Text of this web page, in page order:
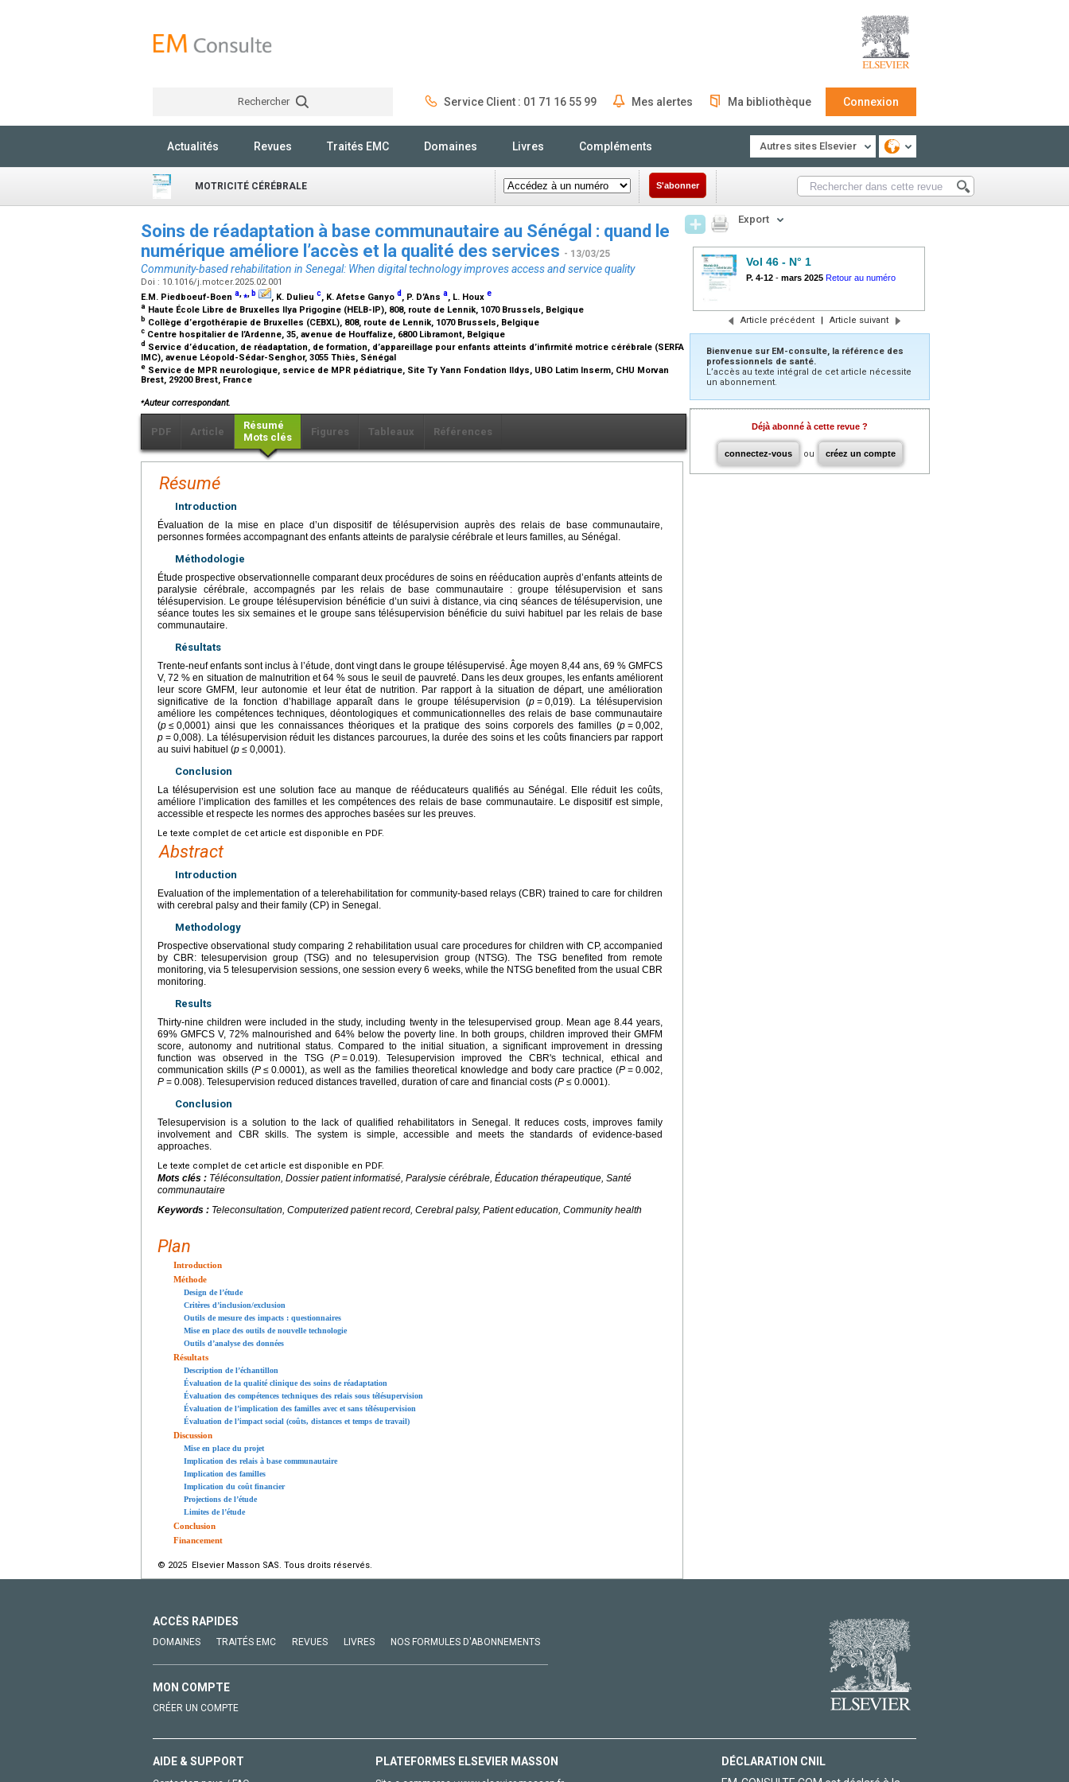
Rechercher Service Client : 01 71 16 55 99 Mes alertes Ma bibliothèque Connexion
Actualités Revues Traités EMC Domaines Livres Compléments Autres sites Elsevier
MOTRICITÉ CÉRÉBRALE S'abonner
Soins de réadaptation à base communautaire au Sénégal : quand le
numérique améliore l’accès et la qualité des services - 13/03/25
Community-based rehabilitation in Senegal: When digital technology improves access and service quality
Doi : 10.1016/j.motcer.2025.02.001
E.M. Piedboeuf-Boen a,⁎, b , K. Dulieu c, K. Afetse Ganyo d , P. D’Ans a, L. Houx e
a Haute École Libre de Bruxelles Ilya Prigogine (HELB-IP), 808, route de Lennik, 1070 Brussels, Belgique
b Collège d’ergothérapie de Bruxelles (CEBXL), 808, route de Lennik, 1070 Brussels, Belgique
c Centre hospitalier de l’Ardenne, 35, avenue de Houffalize, 6800 Libramont, Belgique
d Service d’éducation, de réadaptation, de formation, d’appareillage pour enfants atteints d’infirmité motrice cérébrale (SERFA
IMC), avenue Léopold-Sédar-Senghor, 3055 Thiès, Sénégal
e Service de MPR neurologique, service de MPR pédiatrique, Site Ty Yann Fondation Ildys, UBO Latim Inserm, CHU Morvan
Brest, 29200 Brest, France
⁎Auteur correspondant.
PDF Article
Résumé
Mots clés
Figures Tableaux Références
Résumé
Introduction
Évaluation de la mise en place d’un dispositif de télésupervision auprès des relais de base communautaire,
personnes formées accompagnant des enfants atteints de paralysie cérébrale et leurs familles, au Sénégal.
Méthodologie
Étude prospective observationnelle comparant deux procédures de soins en rééducation auprès d’enfants atteints de
paralysie cérébrale, accompagnés par les relais de base communautaire : groupe télésupervision et sans
télésupervision. Le groupe télésupervision bénéficie d’un suivi à distance, via cinq séances de télésupervision, une
séance toutes les six semaines et le groupe sans télésupervision bénéficie du suivi habituel par les relais de base
communautaire.
Résultats
Trente-neuf enfants sont inclus à l’étude, dont vingt dans le groupe télésupervisé. Âge moyen 8,44 ans, 69 % GMFCS
V, 72 % en situation de malnutrition et 64 % sous le seuil de pauvreté. Dans les deux groupes, les enfants améliorent
leur score GMFM, leur autonomie et leur état de nutrition. Par rapport à la situation de départ, une amélioration
significative de la fonction d’habillage apparaît dans le groupe télésupervision (p = 0,019). La télésupervision
améliore les compétences techniques, déontologiques et communicationnelles des relais de base communautaire
(p ≤ 0,0001) ainsi que les connaissances théoriques et la pratique des soins corporels des familles (p = 0,002,
p = 0,008). La télésupervision réduit les distances parcourues, la durée des soins et les coûts financiers par rapport
au suivi habituel (p ≤ 0,0001).
Conclusion
La télésupervision est une solution face au manque de rééducateurs qualifiés au Sénégal. Elle réduit les coûts,
améliore l’implication des familles et les compétences des relais de base communautaire. Le dispositif est simple,
accessible et respecte les normes des approches basées sur les preuves.
Le texte complet de cet article est disponible en PDF.
Abstract
Introduction
Evaluation of the implementation of a telerehabilitation for community-based relays (CBR) trained to care for children
with cerebral palsy and their family (CP) in Senegal.
Methodology
Prospective observational study comparing 2 rehabilitation usual care procedures for children with CP, accompanied
by CBR: telesupervision group (TSG) and no telesupervision group (NTSG). The TSG benefited from remote
monitoring, via 5 telesupervision sessions, one session every 6 weeks, while the NTSG benefited from the usual CBR
monitoring.
Results
Thirty-nine children were included in the study, including twenty in the telesupervised group. Mean age 8.44 years,
69% GMFCS V, 72% malnourished and 64% below the poverty line. In both groups, children improved their GMFM
score, autonomy and nutritional status. Compared to the initial situation, a significant improvement in dressing
function was observed in the TSG (P = 0.019). Telesupervision improved the CBR's technical, ethical and
communication skills (P ≤ 0.0001), as well as the families theoretical knowledge and body care practice (P = 0.002,
P = 0.008). Telesupervision reduced distances travelled, duration of care and financial costs (P ≤ 0.0001).
Conclusion
Telesupervision is a solution to the lack of qualified rehabilitators in Senegal. It reduces costs, improves family
involvement and CBR skills. The system is simple, accessible and meets the standards of evidence-based
approaches.
Le texte complet de cet article est disponible en PDF.
Mots clés : Téléconsultation, Dossier patient informatisé, Paralysie cérébrale, Éducation thérapeutique, Santé
communautaire
Keywords : Teleconsultation, Computerized patient record, Cerebral palsy, Patient education, Community health
Plan
Introduction
Méthode
Design de l’étude
Critères d’inclusion/exclusion
Outils de mesure des impacts : questionnaires
Mise en place des outils de nouvelle technologie
Outils d’analyse des données
Résultats
Description de l’échantillon
Évaluation de la qualité clinique des soins de réadaptation
Évaluation des compétences techniques des relais sous télésupervision
Évaluation de l’implication des familles avec et sans télésupervision
Évaluation de l’impact social (coûts, distances et temps de travail)
Discussion
Mise en place du projet
Implication des relais à base communautaire
Implication des familles
Implication du coût financier
Projections de l’étude
Limites de l’étude
Conclusion
Financement
© 2025 Elsevier Masson SAS. Tous droits réservés.
Export
Vol 46 - N° 1
P. 4-12 - mars 2025 Retour au numéro
Article précédent | Article suivant
Bienvenue sur EM-consulte, la référence des
professionnels de santé.
L’accès au texte intégral de cet article nécessite
un abonnement.
Déjà abonné à cette revue ?
connectez-vous ou créez un compte
ACCÈS RAPIDES
DOMAINES TRAITÉS EMC REVUES LIVRES NOS FORMULES D'ABONNEMENTS
MON COMPTE
CRÉER UN COMPTE
AIDE & SUPPORT PLATEFORMES ELSEVIER MASSON
DÉCLARATION CNIL